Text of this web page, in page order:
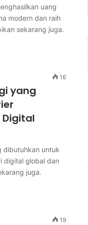
uang
modern dan raih
sekarang juga.
16
yang
dibutuhkan untuk
digital global dan
juga.
19